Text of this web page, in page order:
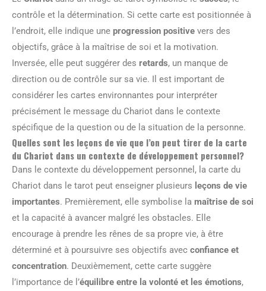
contrôle et la détermination. Si cette carte est positionnée à
l’endroit, elle indique une progression positive vers des
objectifs, grâce à la maîtrise de soi et la motivation.
Inversée, elle peut suggérer des retards, un manque de
direction ou de contrôle sur sa vie. Il est important de
considérer les cartes environnantes pour interpréter
précisément le message du Chariot dans le contexte
spécifique de la question ou de la situation de la personne.
Quelles sont les leçons de vie que l’on peut tirer de la carte
du Chariot dans un contexte de développement personnel?
Dans le contexte du développement personnel, la carte du
Chariot dans le tarot peut enseigner plusieurs leçons de vie
importantes. Premièrement, elle symbolise la maîtrise de soi
et la capacité à avancer malgré les obstacles. Elle
encourage à prendre les rênes de sa propre vie, à être
déterminé et à poursuivre ses objectifs avec confiance et
concentration. Deuxièmement, cette carte suggère
l’importance de l’équilibre entre la volonté et les émotions,